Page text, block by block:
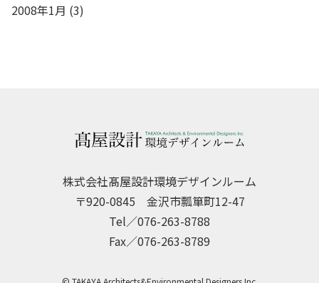
2008年1月 (3)
株式会社髙屋設計環境デザインルーム
〒920-0845 金沢市瓢箪町12-47
Tel／076-263-8788
Fax／076-263-8789